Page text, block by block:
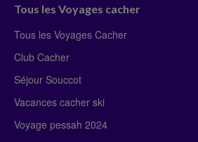
Tous les Voyages cacher
Tous les Voyages Cacher
Club Cacher
Séjour Souccot
Vacances cacher ski
Voyage pessah 2024